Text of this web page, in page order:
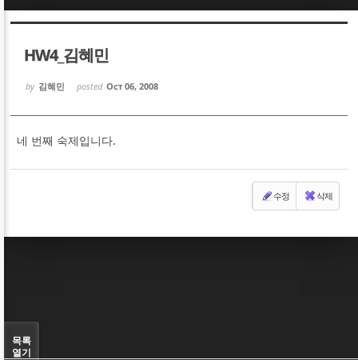
HW4_김혜민
by 김혜민 posted Oct 06, 2008
네 번째 숙제입니다.
수정 삭제
목록
열기
Sketchbook5, 스케치북5
Sketchbook5, 스케치북5
Sketchbook5, 스케치북5
Sketchbook5, 스케치북5